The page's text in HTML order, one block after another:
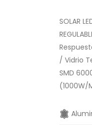
SOLAR
/ Vidrio
SMD
(1000W/